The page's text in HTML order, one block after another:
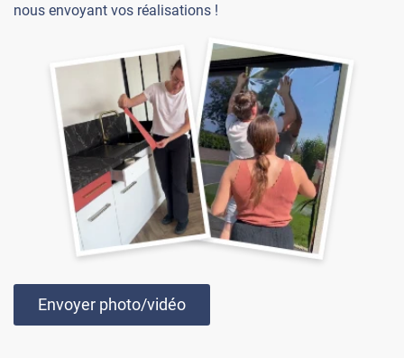
nous envoyant vos réalisations !
Envoyer photo/vidéo